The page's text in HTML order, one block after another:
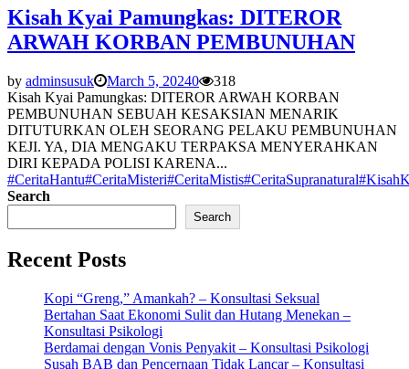
Kisah Kyai Pamungkas: DITEROR
ARWAH KORBAN PEMBUNUHAN
by adminsusuk March 5, 20240
318
Kisah Kyai Pamungkas: DITEROR ARWAH KORBAN
PEMBUNUHAN SEBUAH KESAKSIAN MENARIK
DITUTURKAN OLEH SEORANG PELAKU PEMBUNUHAN
KEJI. YA, DIA MENGAKU TERPAKSA MENYERAHKAN
DIRI KEPADA POLISI KARENA...
#CeritaHantu#CeritaMisteri#CeritaMistis#CeritaSupranatural
Search
Search
Recent Posts
Kopi “Greng,” Amankah? – Konsultasi Seksual
Bertahan Saat Ekonomi Sulit dan Hutang Menekan –
Konsultasi Psikologi
Berdamai dengan Vonis Penyakit – Konsultasi Psikologi
Susah BAB dan Pencernaan Tidak Lancar – Konsultasi